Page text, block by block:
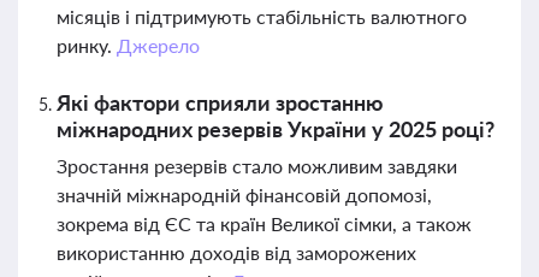
місяців і підтримують стабільність валютного
ринку. Джерело
Які фактори сприяли зростанню
міжнародних резервів України у 2025 році?
Зростання резервів стало можливим завдяки
значній міжнародній фінансовій допомозі,
зокрема від ЄС та країн Великої сімки, а також
використанню доходів від заморожених